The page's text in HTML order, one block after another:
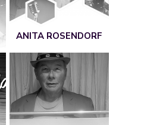
ANITA ROSENDORF